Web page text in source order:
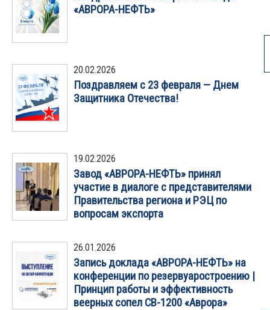
«АВРОРА-НЕФТЬ»
20.02.2026
Поздравляем с 23 февраля — Днем
Защитника Отечества!
19.02.2026
Завод «АВРОРА-НЕФТЬ» принял
участие в диалоге с представителями
Правительства региона и РЭЦ по
вопросам экспорта
26.01.2026
Запись доклада «АВРОРА-НЕФТЬ» на
конференции по резервуаростроению |
Принцип работы и эффективность
веерных сопел СВ-1200 «Аврора»